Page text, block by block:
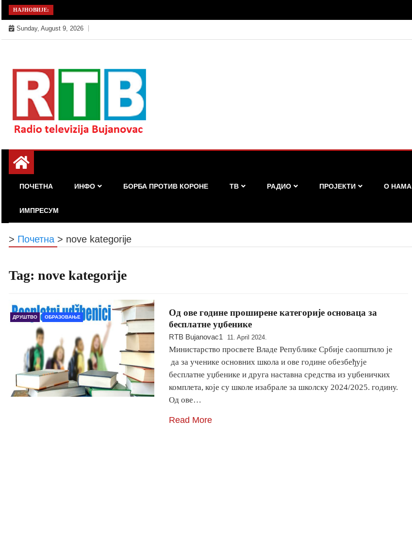
Skip
to
content
НАЈНОВИЈЕ:
Sunday, August 9, 2026
РТБ Бујановац
ПОЧЕТНА ИНФО БОРБА ПРОТИВ КОРОНЕ ТВ РАДИО ПРОЈЕКТИ О НАМА
ИМПРЕСУМ
> Почетна > nove kategorije
Tag: nove kategorije
ДРУШТВО ОБРАЗОВАЊЕ
Од ове године проширене категорије основаца за
бесплатне уџбенике
RTB Bujanovac1 11. April 2024.
Министарство просвете Владе Републике Србије саопштило је
да за ученике основних школа и ове године обезбеђује
бесплатне уџбенике и друга наставна средства из уџбеничких
комплета, које су школе изабрале за школску 2024/2025. годину.
Од ове…
Read More